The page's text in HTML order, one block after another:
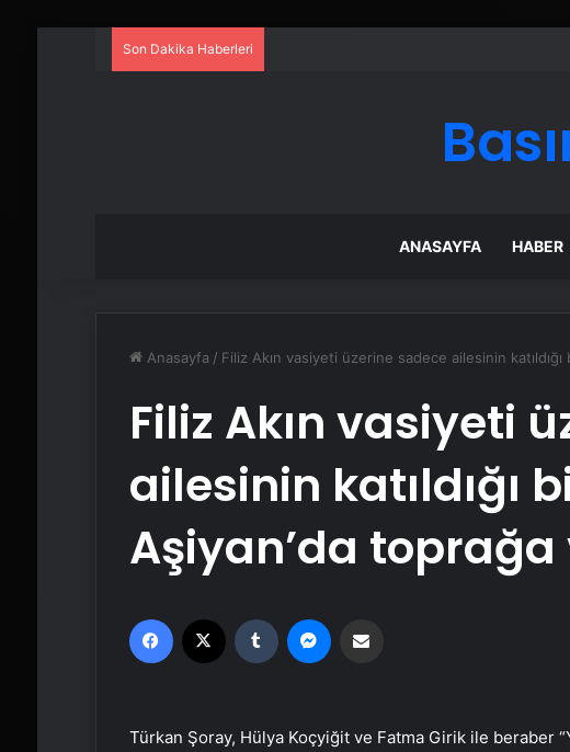
Son Dakika Haberleri
ANASAYFA HABER
Anasayfa / Filiz Akın vasiyeti üzerine sadece ailesinin
Filiz Akın vasiyeti
ailesinin katıldığı
Aşiyan’da
Facebook Tumblr
Türkan Şoray, Hülya Koçyiğit ve Fatma Girik ile beraber